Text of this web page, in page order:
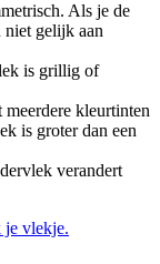
Als je de
gelijk aan
is grillig of
kleurtinten
is groter dan een
verandert
je vlekje.